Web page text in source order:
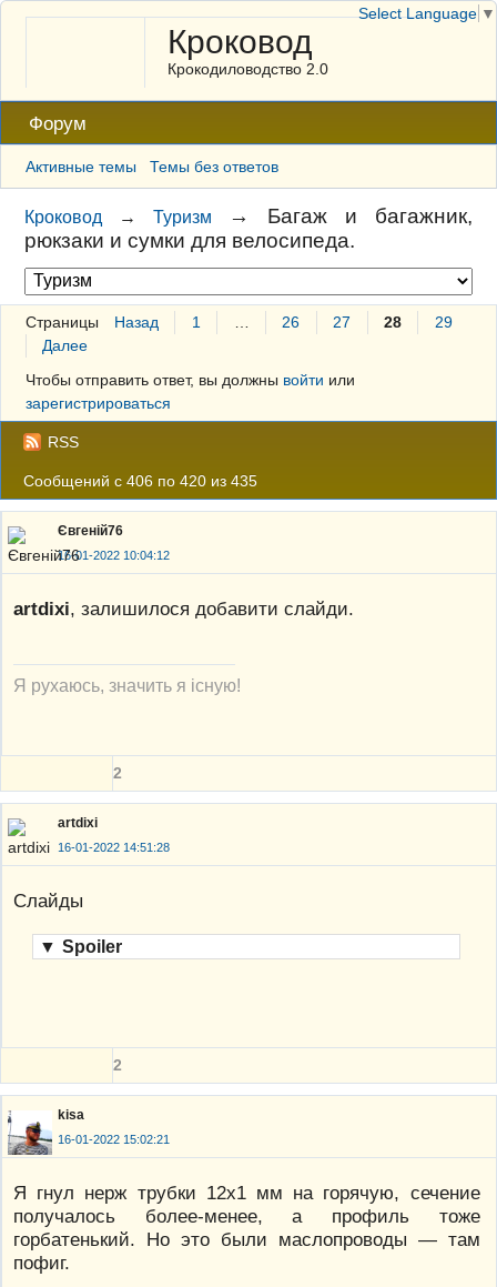
Кроковод
Крокодиловодство 2.0
Форум
Активные темы Темы без ответов
Кроковод →Туризм → Багаж и багажник,
рюкзаки и сумки для велосипеда.
Страницы Назад 1 26 27 28
29
Далее
Чтобы отправить ответ, вы должны войти или
зарегистрироваться
RSS
Сообщений с 406 по 420 из 435
Євгеній76
16-01-2022 10:04:12
artdixi, залишилося добавити слайди.
Я рухаюсь, значить я існую!
2
artdixi
16-01-2022 14:51:28
Слайды
▼ Spoiler
2
kisa
16-01-2022 15:02:21
Я гнул нерж трубки 12х1 мм на горячую, сечение
получалось более-менее, а профиль тоже
горбатенький. Но это были маслопроводы — там
пофиг.
Select Language ▼